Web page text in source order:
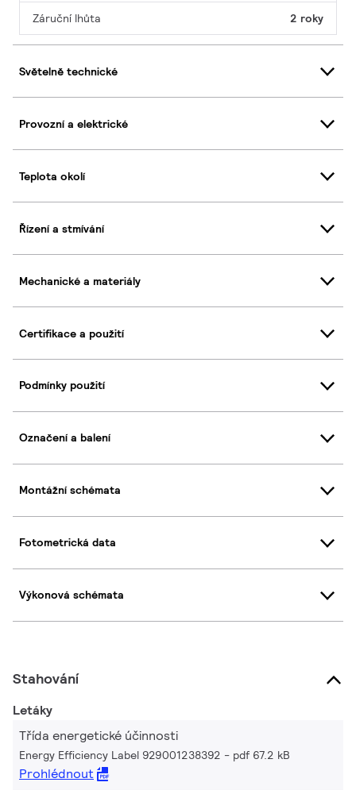
Záruční lhůta 2 roky
Světelně technické
Provozní a elektrické
Teplota okolí
Řízení a stmívání
Mechanické a materiály
Certifikace a použití
Podmínky použití
Označení a balení
Montážní schémata
Fotometrická data
Výkonová schémata
Stahování
Letáky
Třída energetické účinnosti
Energy Efficiency Label 929001238392 pdf 67.2 kB
Prohlédnout